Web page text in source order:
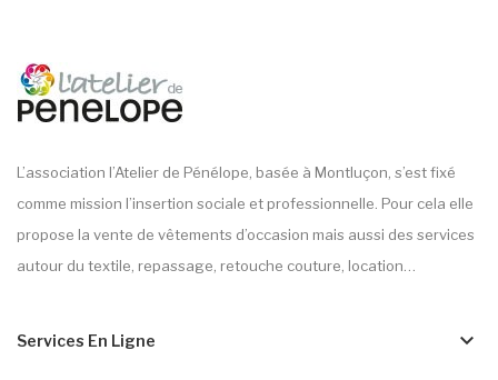
L’association l’Atelier de Pénélope, basée à Montluçon, s’est fixé
comme mission l’insertion sociale et professionnelle. Pour cela elle
propose la vente de vêtements d’occasion mais aussi des services
autour du textile, repassage, retouche couture, location…
Services En Ligne keyboard_arrow_down